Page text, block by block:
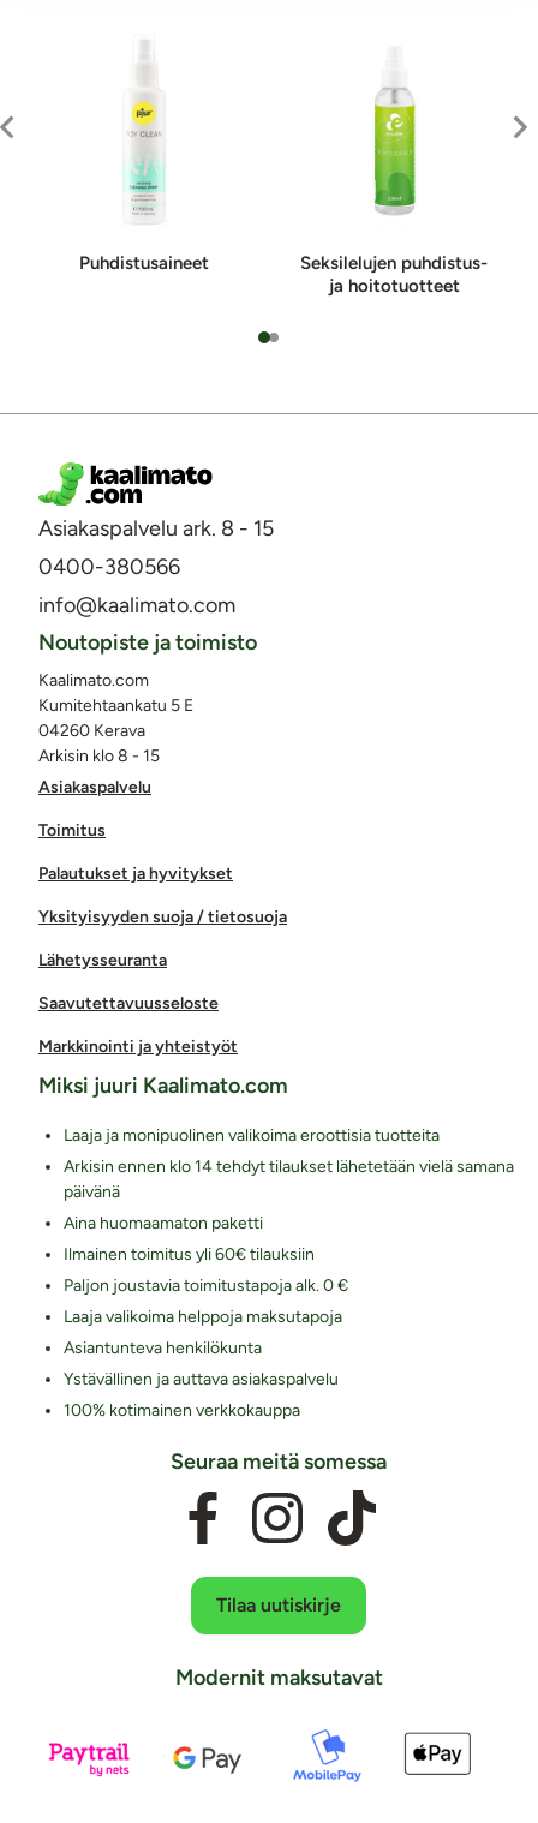
Puh­dis­tu­sai­neet
Seksilelujen puh­dis­tus-
ja hoi­to­tuot­teet
Asiakaspalvelu ark. 8 - 15
0400-380566
info@kaalimato.com
Asiakaspalvelu
Toimitus
Palautukset ja hyvitykset
Yksityisyyden suoja / tietosuoja
Lähetysseuranta
Saavutettavuusseloste
Markkinointi ja yhteistyöt
Noutopiste ja toimisto
Kaalimato.com
Kumitehtaankatu 5 E
04260 Kerava
Arkisin klo 8 - 15
Miksi juuri Kaalimato.com
Laaja ja monipuolinen valikoima eroottisia tuotteita
Arkisin ennen klo 14 tehdyt tilaukset lähetetään vielä samana
päivänä
Aina huomaamaton paketti
Ilmainen toimitus yli 60€ tilauksiin
Paljon joustavia toimitustapoja alk. 0 €
Laaja valikoima helppoja maksutapoja
Asiantunteva henkilökunta
Ystävällinen ja auttava asiakaspalvelu
100% kotimainen verkkokauppa
Seuraa meitä somessa
Tilaa uutiskirje
Modernit maksutavat